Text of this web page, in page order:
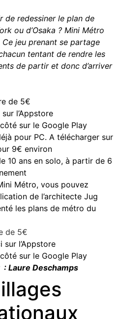
de redessiner le plan de
ou d’Osaka ? Mini Métro
Ce jeu prenant se partage
tentant de rendre les
de partir et donc d’arriver
de 5€
l’Appstore
sur le Google Play
pour PC. A télécharger sur
9€ environ
10 ans en solo, à partir de 6
Métro, vous pouvez
de l’architecte Jug
les plans de métro du
de 5€
l’Appstore
sur le Google Play
Laure Deschamps